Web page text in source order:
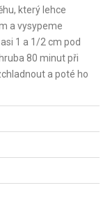
který lehce
a vysypeme
1 a 1/2 cm pod
80 minut při
a poté ho